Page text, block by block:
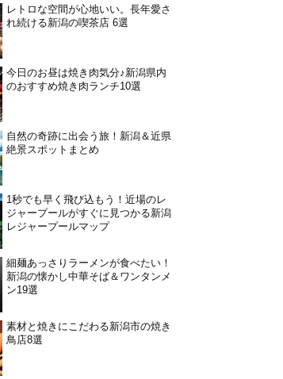
レトロな空間が心地いい。長年愛さ
れ続ける新潟の喫茶店 6選
今日のお昼は焼き肉気分♪新潟県内
のおすすめ焼き肉ランチ10選
自然の奇跡に出会う旅！新潟＆近県
絶景スポットまとめ
1秒でも早く飛び込もう！近場のレ
ジャープールがすぐに見つかる新潟
レジャープールマップ
細麺あっさりラーメンが食べたい！
新潟の懐かし中華そば＆ワンタンメ
ン19選
素材と焼きにこだわる新潟市の焼き
鳥店8選